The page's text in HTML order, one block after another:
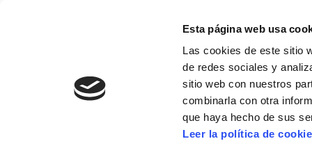
Esta página web usa
Las cookies de este sitio
de redes sociales y
sitio web con nuestros
combinarla con otra
que haya hecho de sus
Leer la política de